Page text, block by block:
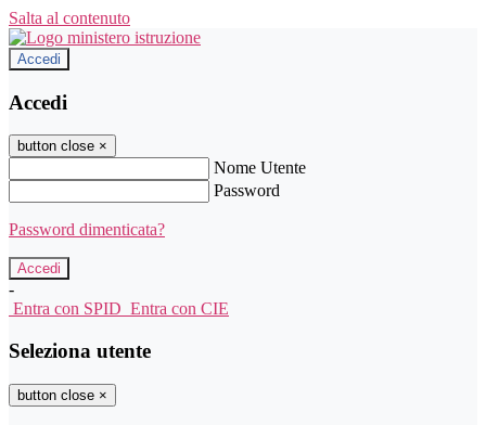
Salta al contenuto
Accedi
Accedi
button close ×
Nome Utente
Password
Password dimenticata?
-
Entra con SPID Entra con CIE
Seleziona utente
button close ×